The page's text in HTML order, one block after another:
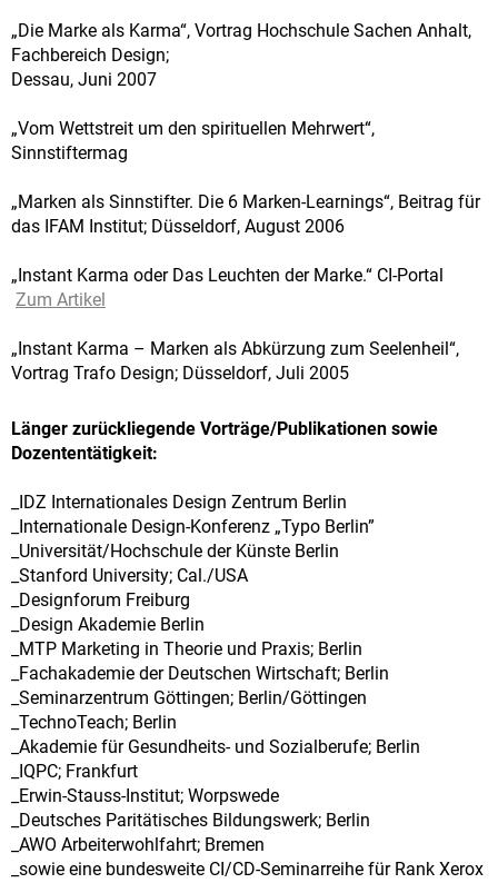
„Die Marke als Karma“, Vortrag Hochschule Sachen Anhalt,
Fachbereich Design;
Dessau, Juni 2007
„Vom Wettstreit um den spirituellen Mehrwert“,
Sinnstiftermag
„Marken als Sinnstifter. Die 6 Marken-Learnings“, Beitrag für
das IFAM Institut; Düsseldorf, August 2006
„Instant Karma oder Das Leuchten der Marke.“ CI-Portal
Zum Artikel
„Instant Karma – Marken als Abkürzung zum Seelenheil“,
Vortrag Trafo Design; Düsseldorf, Juli 2005
Länger zurückliegende Vorträge/Publikationen sowie
Dozententätigkeit:
_IDZ Internationales Design Zentrum Berlin
_Internationale Design-Konferenz „Typo Berlin”
_Universität/Hochschule der Künste Berlin
_Stanford University; Cal./USA
_Designforum Freiburg
_Design Akademie Berlin
_MTP Marketing in Theorie und Praxis; Berlin
_Fachakademie der Deutschen Wirtschaft; Berlin
_Seminarzentrum Göttingen; Berlin/Göttingen
_TechnoTeach; Berlin
_Akademie für Gesundheits- und Sozialberufe; Berlin
_IQPC; Frankfurt
_Erwin-Stauss-Institut; Worpswede
_Deutsches Paritätisches Bildungswerk; Berlin
_AWO Arbeiterwohlfahrt; Bremen
_sowie eine bundesweite CI/CD-Seminarreihe für Rank Xerox